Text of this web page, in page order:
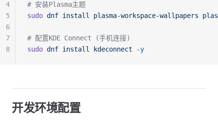
# 安装Plasma主题
sudo dnf install plasma-workspace-wallpapers
# 配置KDE Connect (手机连接)
sudo dnf install kdeconnect -y
4
5
6
7
8
开发环境配置